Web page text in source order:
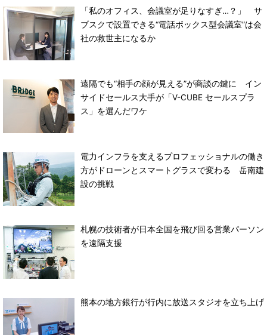
「私のオフィス、会議室が足りなすぎ…？」 サ
ブスクで設置できる“電話ボックス型会議室”は会
社の救世主になるか
遠隔でも“相手の顔が見える”が商談の鍵に イン
サイドセールス大手が「V-CUBE セールスプラ
ス」を選んだワケ
電力インフラを支えるプロフェッショナルの働き
方がドローンとスマートグラスで変わる 岳南建
設の挑戦
札幌の技術者が日本全国を飛び回る営業パーソン
を遠隔支援
熊本の地方銀行が行内に放送スタジオを立ち上げ